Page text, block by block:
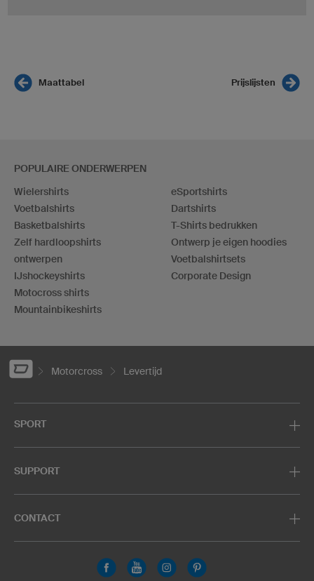
Maattabel Prijslijsten
POPULAIRE ONDERWERPEN
Wielershirts
Voetbalshirts
Basketbalshirts
Zelf hardloopshirts
ontwerpen
IJshockeyshirts
Motocross shirts
Mountainbikeshirts
eSportshirts
Dartshirts
T-Shirts bedrukken
Ontwerp je eigen hoodies
Voetbalshirtsets
Corporate Design
Motorcross Levertijd
SPORT
SUPPORT
CONTACT